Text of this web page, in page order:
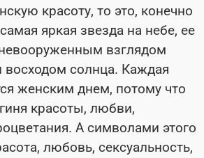
красоту, то это, конечно
яркая звезда на небе, ее
взглядом
восходом солнца. Каждая
женским днем, потому что
красоты, любви,
А символами этого
любовь, сексуальность,